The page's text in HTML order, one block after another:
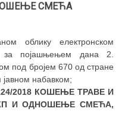
СМЕЋА
облику електронском
за појашњењем дана 2.
под бројем 670 од стране
набавком;
2018 КОШЕЊЕ ТРАВЕ И
И ОДНОШЕЊЕ СМЕЋА,